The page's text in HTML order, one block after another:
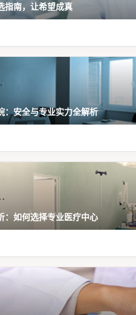
指南，让希望成真
：安全与专业实力全解析
：如何选择专业医疗中心